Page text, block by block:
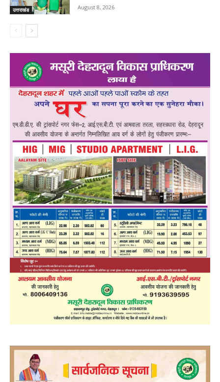
उत्तराखंड August 8, 2026